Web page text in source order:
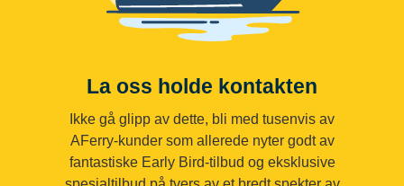
La oss holde kontakten
Ikke gå glipp av dette, bli med tusenvis av
AFerry-kunder som allerede nyter godt av
fantastiske Early Bird-tilbud og eksklusive